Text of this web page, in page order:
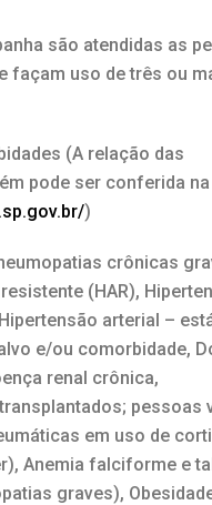
são atendidas as
façam uso de três ou
(A relação das
pode ser conferida
)
crônicas
(HAR),
arterial –
e/ou comorbidade,
renal crônica,
pessoas
em uso de
Anemia falciforme e
graves),